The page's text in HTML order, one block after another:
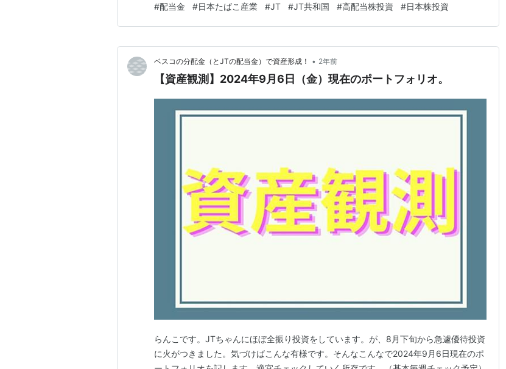
し、優待もいいかも…？ 2024年9月4日（水）の配当金 年に2回の嬉しい日💖2024年9
月4日（水）にJTちゃんこと日本…
#配当金 #日本たばこ産業 #JT #JT共和国 #高配当株投資 #日本株投資
ベスコの分配金（とJTの配当金）で資産形成！ • 2年前
【資産観測】2024年9月6日（金）現在のポートフォリオ。
らんこです。JTちゃんにほぼ全振り投資をしています。が、8月下旬から急遽優待投資
に火がつきました。気づけばこんな有様です。そんなこんなで2024年9月6日現在のポ